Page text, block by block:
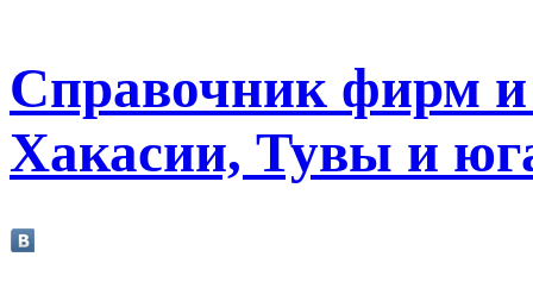
Справочник фирм и
Хакасии, Тувы и